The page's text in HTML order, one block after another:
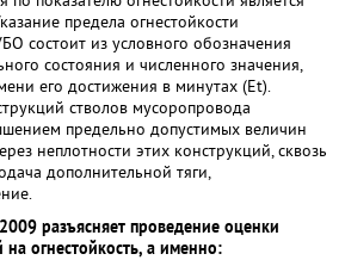
предела огнестойкости
состоит из условного обозначения
состояния и численного значения,
его достижения в минутах (Et).
стволов мусоропровода
предельно допустимых величин
неплотности этих конструкций, сквозь
дополнительной тяги,
разъясняет проведение оценки
на огнестойкость, а именно: